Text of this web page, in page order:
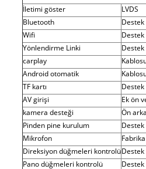
İletimi göster
LVDS
Bluetooth
Wifi
Yönlendirme Linki
carplay
Android otomatik
TF kartı
AV girişi
Ek ön
kamera desteği
Ön arka
Pinden pine kurulum
Mikrofon
Direksiyon düğmeleri kontrolü
Pano düğmeleri kontrolü